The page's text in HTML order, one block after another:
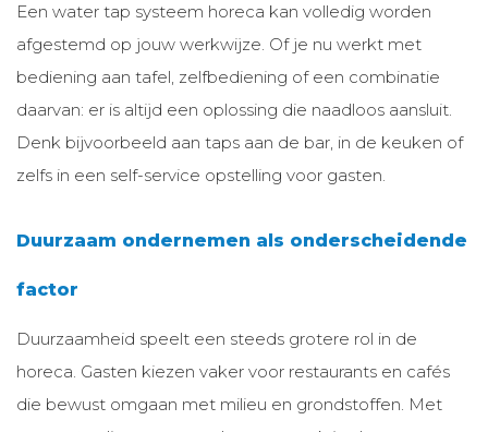
Een water tap systeem horeca kan volledig worden
afgestemd op jouw werkwijze. Of je nu werkt met
bediening aan tafel, zelfbediening of een combinatie
daarvan: er is altijd een oplossing die naadloos aansluit.
Denk bijvoorbeeld aan taps aan de bar, in de keuken of
zelfs in een self-service opstelling voor gasten.
Duurzaam ondernemen als onderscheidende
factor
Duurzaamheid speelt een steeds grotere rol in de
horeca. Gasten kiezen vaker voor restaurants en cafés
die bewust omgaan met milieu en grondstoffen. Met